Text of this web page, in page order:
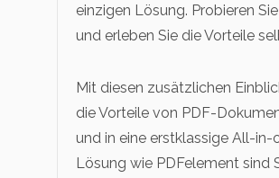
einzigen Lösung. Probieren
und erleben Sie die Vorteile
Mit diesen zusätzlichen
die Vorteile von PDF-
und in eine erstklassige All-in-
Lösung wie PDFelement sind